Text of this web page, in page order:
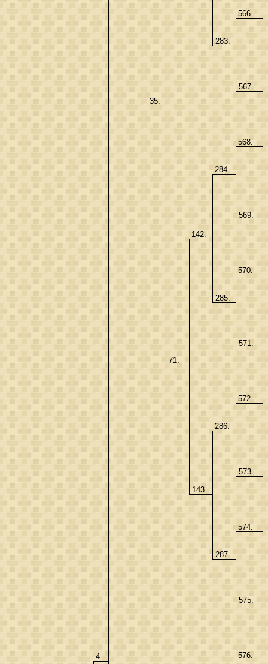
4.
35.
283.
566.
567.
71.
142.
284.
568.
569.
285.
570.
571.
143.
286.
572.
573.
287.
574.
575.
576.